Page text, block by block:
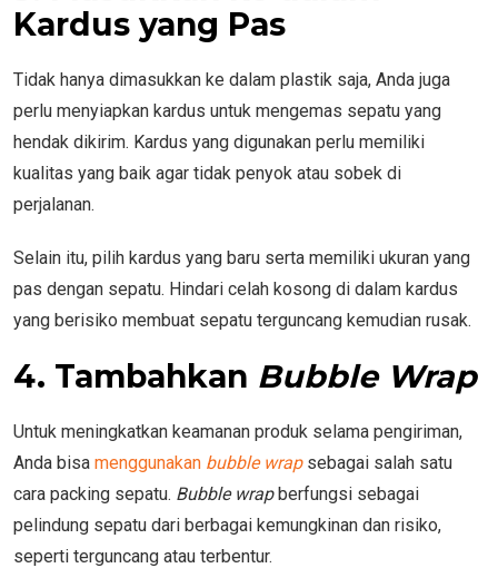
Kardus yang Pas
Tidak hanya dimasukkan ke dalam plastik saja, Anda juga
perlu menyiapkan kardus untuk mengemas sepatu yang
hendak dikirim. Kardus yang digunakan perlu memiliki
kualitas yang baik agar tidak penyok atau sobek di
perjalanan.
Selain itu, pilih kardus yang baru serta memiliki ukuran yang
pas dengan sepatu. Hindari celah kosong di dalam kardus
yang berisiko membuat sepatu terguncang kemudian rusak.
4. Tambahkan Bubble Wrap
Untuk meningkatkan keamanan produk selama pengiriman,
Anda bisa menggunakan bubble wrapsebagai salah satu
cara packing sepatu. Bubble wrapberfungsi sebagai
pelindung sepatu dari berbagai kemungkinan dan risiko,
seperti terguncang atau terbentur.